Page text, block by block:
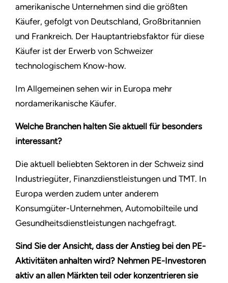
amerikanische Unternehmen sind die größten
Käufer, gefolgt von Deutschland, Großbritannien
und Frankreich. Der Hauptantriebsfaktor für diese
Käufer ist der Erwerb von Schweizer
technologischem Know-how.
Im Allgemeinen sehen wir in Europa mehr
nordamerikanische Käufer.
Welche Branchen halten Sie aktuell für besonders
interessant?
Die aktuell beliebten Sektoren in der Schweiz sind
Industriegüter, Finanzdienstleistungen und TMT. In
Europa werden zudem unter anderem
Konsumgüter-Unternehmen, Automobilteile und
Gesundheitsdienstleistungen nachgefragt.
Sind Sie der Ansicht, dass der Anstieg bei den PE-
Aktivitäten anhalten wird? Nehmen PE-Investoren
aktiv an allen Märkten teil oder konzentrieren sie